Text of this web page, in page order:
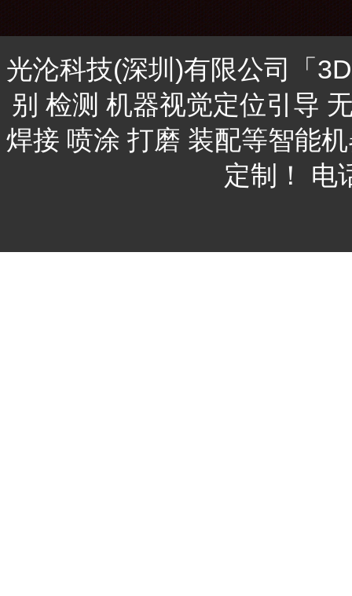
光沦科技(深圳)有限公司「
别 检测 机器视觉定位引导
焊接 喷涂 打磨 装配等智能
定制！ 电